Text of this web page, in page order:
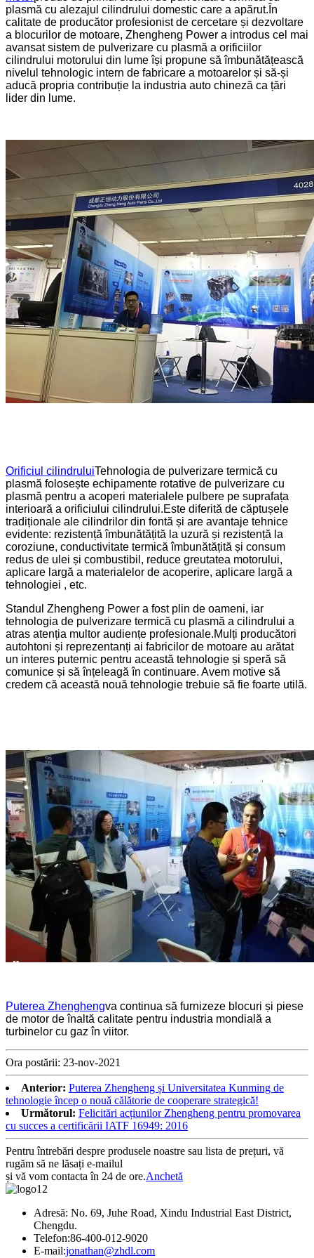
plasmă cu alezajul cilindrului domestic care a apărut.În
calitate de producător profesionist de cercetare și dezvoltare
a blocurilor de motoare, Zhengheng Power a introdus cel mai
avansat sistem de pulverizare cu plasmă a orificiilor
cilindrului motorului din lume își propune să îmbunătățească
nivelul tehnologic intern de fabricare a motoarelor și să-și
aducă propria contribuție la industria auto chineză ca țări
lider din lume.
Orificiul cilindruluiTehnologia de pulverizare termică cu
plasmă folosește echipamente rotative de pulverizare cu
plasmă pentru a acoperi materialele pulbere pe suprafața
interioară a orificiului cilindrului.Este diferită de căptușele
tradiționale ale cilindrilor din fontă și are avantaje tehnice
evidente: rezistență îmbunătățită la uzură și rezistență la
coroziune, conductivitate termică îmbunătățită și consum
redus de ulei și combustibil, reduce greutatea motorului,
aplicare largă a materialelor de acoperire, aplicare largă a
tehnologiei , etc.
Standul Zhengheng Power a fost plin de oameni, iar
tehnologia de pulverizare termică cu plasmă a cilindrului a
atras atenția multor audiențe profesionale.Mulți producători
autohtoni și reprezentanți ai fabricilor de motoare au arătat
un interes puternic pentru această tehnologie și speră să
comunice și să înțeleagă în continuare. Avem motive să
credem că această nouă tehnologie trebuie să fie foarte utilă.
Puterea Zhenghengva continua să furnizeze blocuri și piese
de motor de înaltă calitate pentru industria mondială a
turbinelor cu gaz în viitor.
Ora postării: 23-nov-2021
Anterior: Puterea Zhengheng și Universitatea Kunming de
tehnologie încep o nouă călătorie de cooperare strategică!
Următorul: Felicitări acțiunilor Zhengheng pentru promovarea
cu succes a certificării IATF 16949: 2016
Pentru întrebări despre produsele noastre sau lista de prețuri, vă
rugăm să ne lăsați e-mailul
și vă vom contacta în 24 de ore.Anchetă
Adresă: No. 69, Juhe Road, Xindu Industrial East District,
Chengdu.
Telefon:86-400-012-9020
E-mail:jonathan@zhdl.com